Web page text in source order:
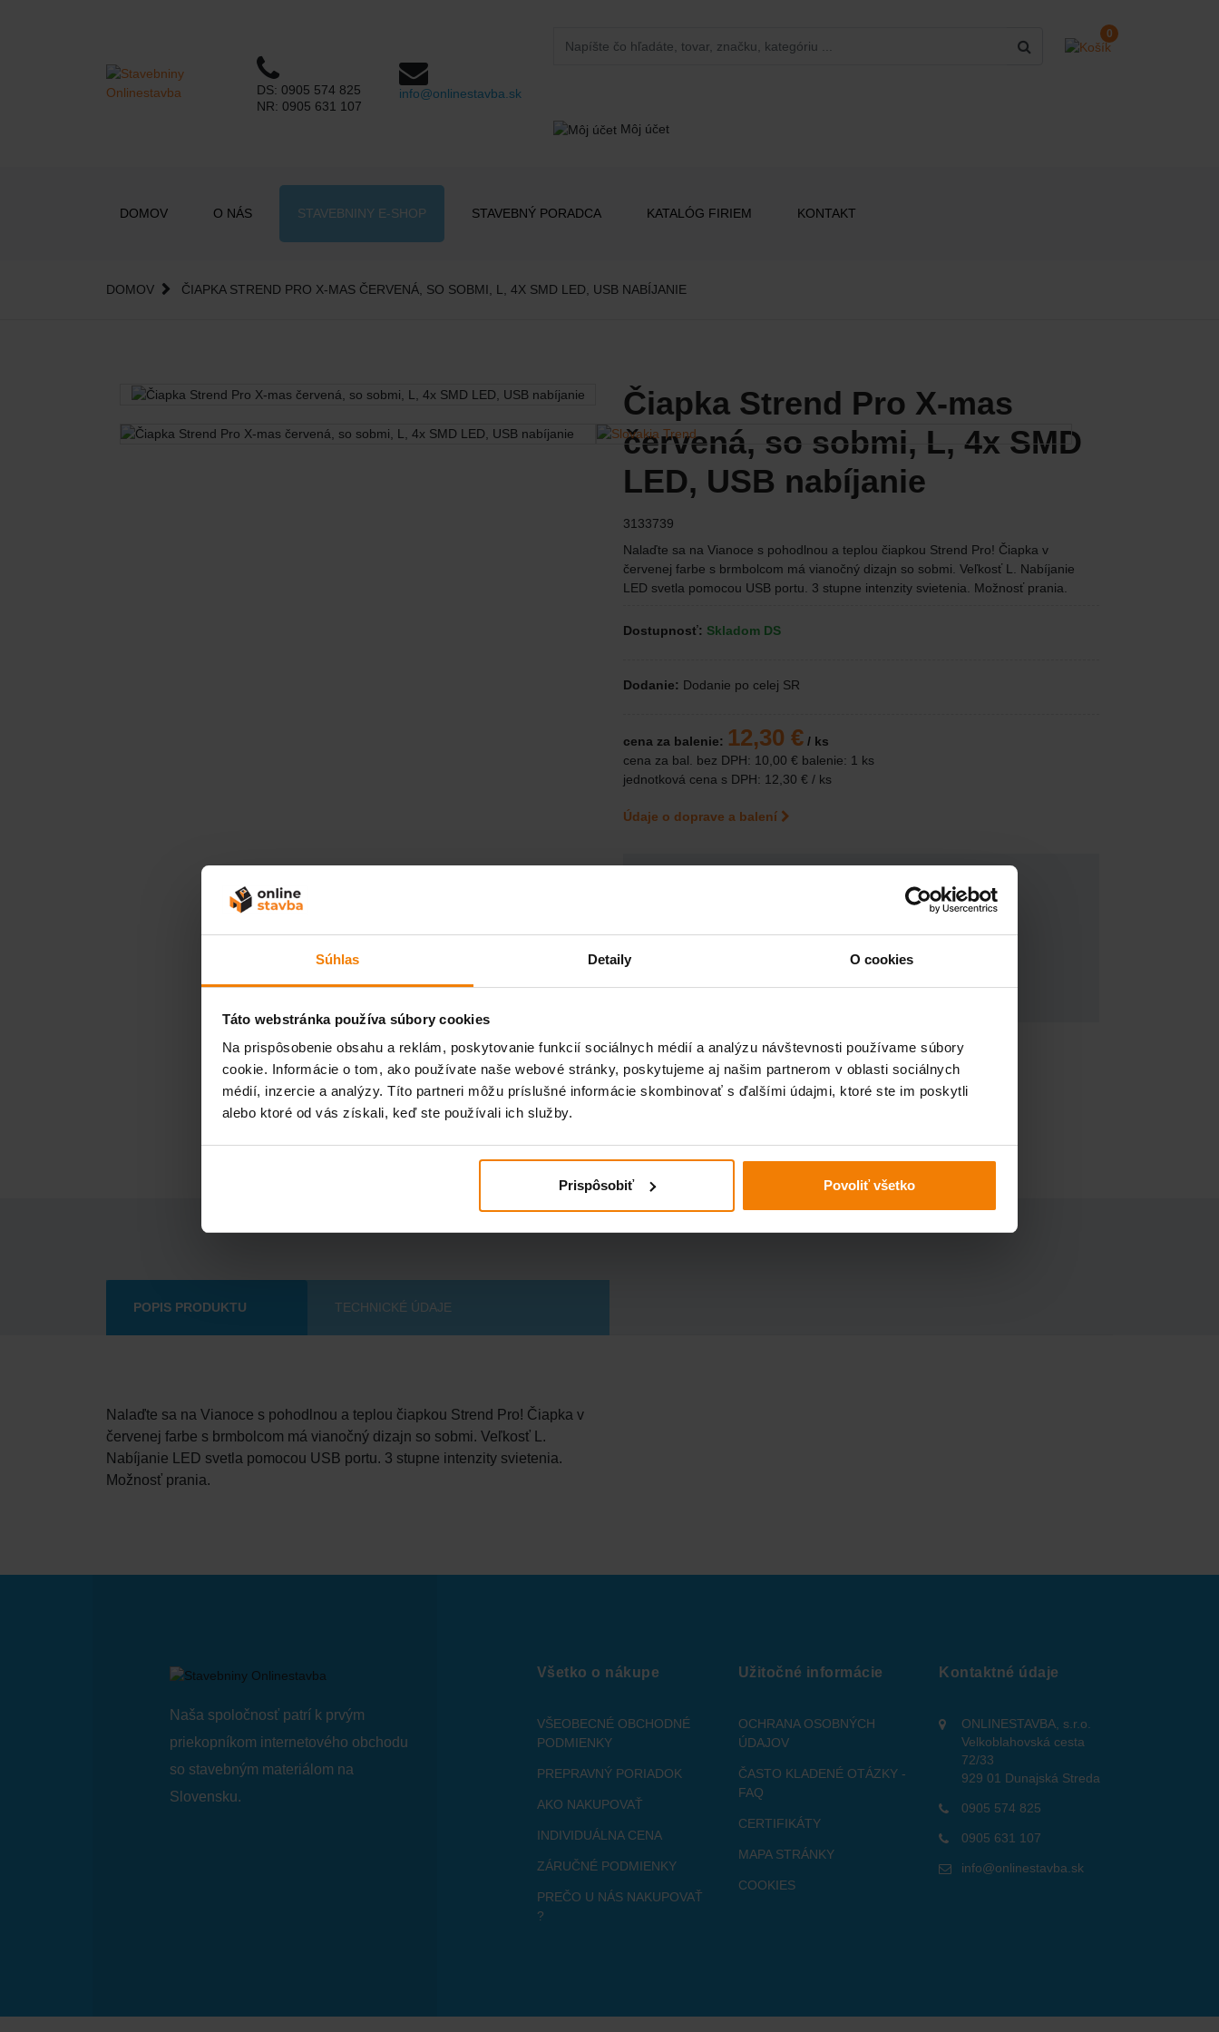
Súhlas Detaily O cookies
Táto webstránka používa súbory cookies
Na prispôsobenie obsahu a reklám, poskytovanie funkcií sociálnych médií a analýzu návštevnosti používame súbory
cookie. Informácie o tom, ako používate naše webové stránky, poskytujeme aj našim partnerom v oblasti sociálnych
médií, inzercie a analýzy. Títo partneri môžu príslušné informácie skombinovať s ďalšími údajmi, ktoré ste im poskytli
alebo ktoré od vás získali, keď ste používali ich služby.
Prispôsobiť Povoliť všetko
DS:0905 574 825
NR:0905 631 107
info@onlinestavba.sk
0
Môj účet
DOMOV O NÁS STAVEBNINY E-SHOP STAVEBNÝ PORADCA KATALÓG FIRIEM KONTAKT
DOMOV ČIAPKA STREND PRO X-MAS ČERVENÁ, SO SOBMI, L, 4X SMD LED, USB NABÍJANIE
Čiapka Strend Pro X-mas
červená, so sobmi, L, 4x SMD
LED, USB nabíjanie
3133739
Nalaďte sa na Vianoce s pohodlnou a teplou čiapkou Strend Pro! Čiapka v
červenej farbe s brmbolcom má vianočný dizajn so sobmi. Veľkosť L. Nabíjanie
LED svetla pomocou USB portu. 3 stupne intenzity svietenia. Možnosť prania.
Dostupnosť: Skladom DS
Dodanie: Dodanie po celej SR
cena za balenie: 12,30 € / ks
cena za bal. bez DPH: 10,00 € balenie: 1 ks
jednotková cena s DPH: 12,30 € / ks
Údaje o doprave a balení
PRIDAŤ DO KOŠÍKA
Potrebujete poradiť?
Jednoducho nám napíšte a
my sa Vám čo najskôr
DOPYTOVÝ FORMULÁR
POPIS PRODUKTU TECHNICKÉ ÚDAJE
Nalaďte sa na Vianoce s pohodlnou a teplou čiapkou Strend Pro! Čiapka v
červenej farbe s brmbolcom má vianočný dizajn so sobmi. Veľkosť L.
Nabíjanie LED svetla pomocou USB portu. 3 stupne intenzity svietenia.
Možnosť prania.
Naša spoločnosť patrí k prvým
priekopníkom internetového obchodu
so stavebným materiálom na
Slovensku.
Všetko o nákupe
VŠEOBECNÉ OBCHODNÉ
PODMIENKY
PREPRAVNÝ PORIADOK
AKO NAKUPOVAŤ
INDIVIDUÁLNA CENA
ZÁRUČNÉ PODMIENKY
PREČO U NÁS NAKUPOVAŤ
?
Užitočné informácie
OCHRANA OSOBNÝCH
ÚDAJOV
ČASTO KLADENÉ OTÁZKY -
FAQ
CERTIFIKÁTY
MAPA STRÁNKY
COOKIES
Kontaktné údaje
ONLINESTAVBA, s.r.o.
Velkoblahovská cesta
72/33
929 01 Dunajská Streda
0905 574 825
0905 631 107
info@onlinestavba.sk